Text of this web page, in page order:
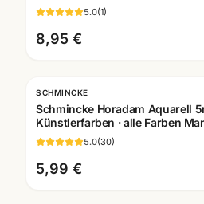
5.0(1)
8,95 €
SCHMINCKE
Schmincke Horadam Aquarell
Künstlerfarben · alle Farben
5.0(30)
5,99 €